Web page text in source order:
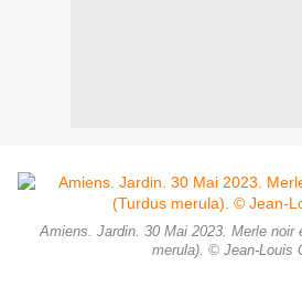
Amiens. Jardin. 30 Mai 2023. Merle noir
merula). © Jean-Louis